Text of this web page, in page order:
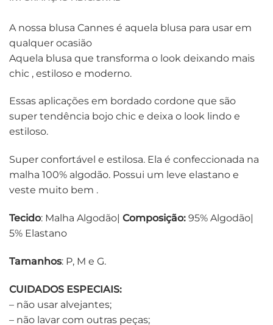
A nossa blusa Cannes é aquela blusa para usar em
qualquer ocasião
Aquela blusa que transforma o look deixando mais
chic , estiloso e moderno.
Essas aplicações em bordado cordone que são
super tendência bojo chic e deixa o look lindo e
estiloso.
Super confortável e estilosa. Ela é confeccionada na
malha 100% algodão. Possui um leve elastano e
veste muito bem .
Tecido: Malha Algodão| Composição: 95% Algodão|
5% Elastano
Tamanhos: P, M e G.
CUIDADOS ESPECIAIS:
– não usar alvejantes;
– não lavar com outras peças;